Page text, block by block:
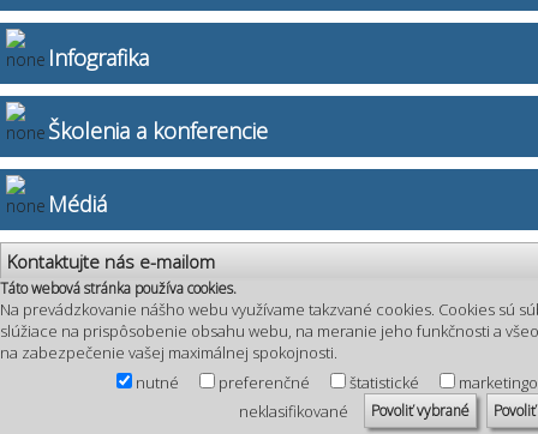
Táto webová stránka používa cookies.
Na prevádzkovanie nášho webu využívame takzvané cookies. Cookies sú
slúžiace na prispôsobenie obsahu webu, na meranie jeho funkčnosti a
na zabezpečenie vašej maximálnej spokojnosti.
nutné
preferenčné štatistické
neklasifikované
Povoliť vybrané
Infografika
Školenia a konferencie
Médiá
Kontaktujte nás e-mailom